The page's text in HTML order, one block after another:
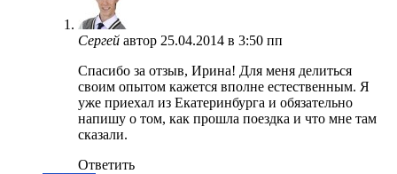
Сергей автор 25.04.2014 в 3:50 пп
Спасибо за отзыв, Ирина! Для меня делиться
своим опытом кажется вполне естественным. Я
уже приехал из Екатеринбурга и обязательно
напишу о том, как прошла поездка и что мне там
сказали.
Ответить